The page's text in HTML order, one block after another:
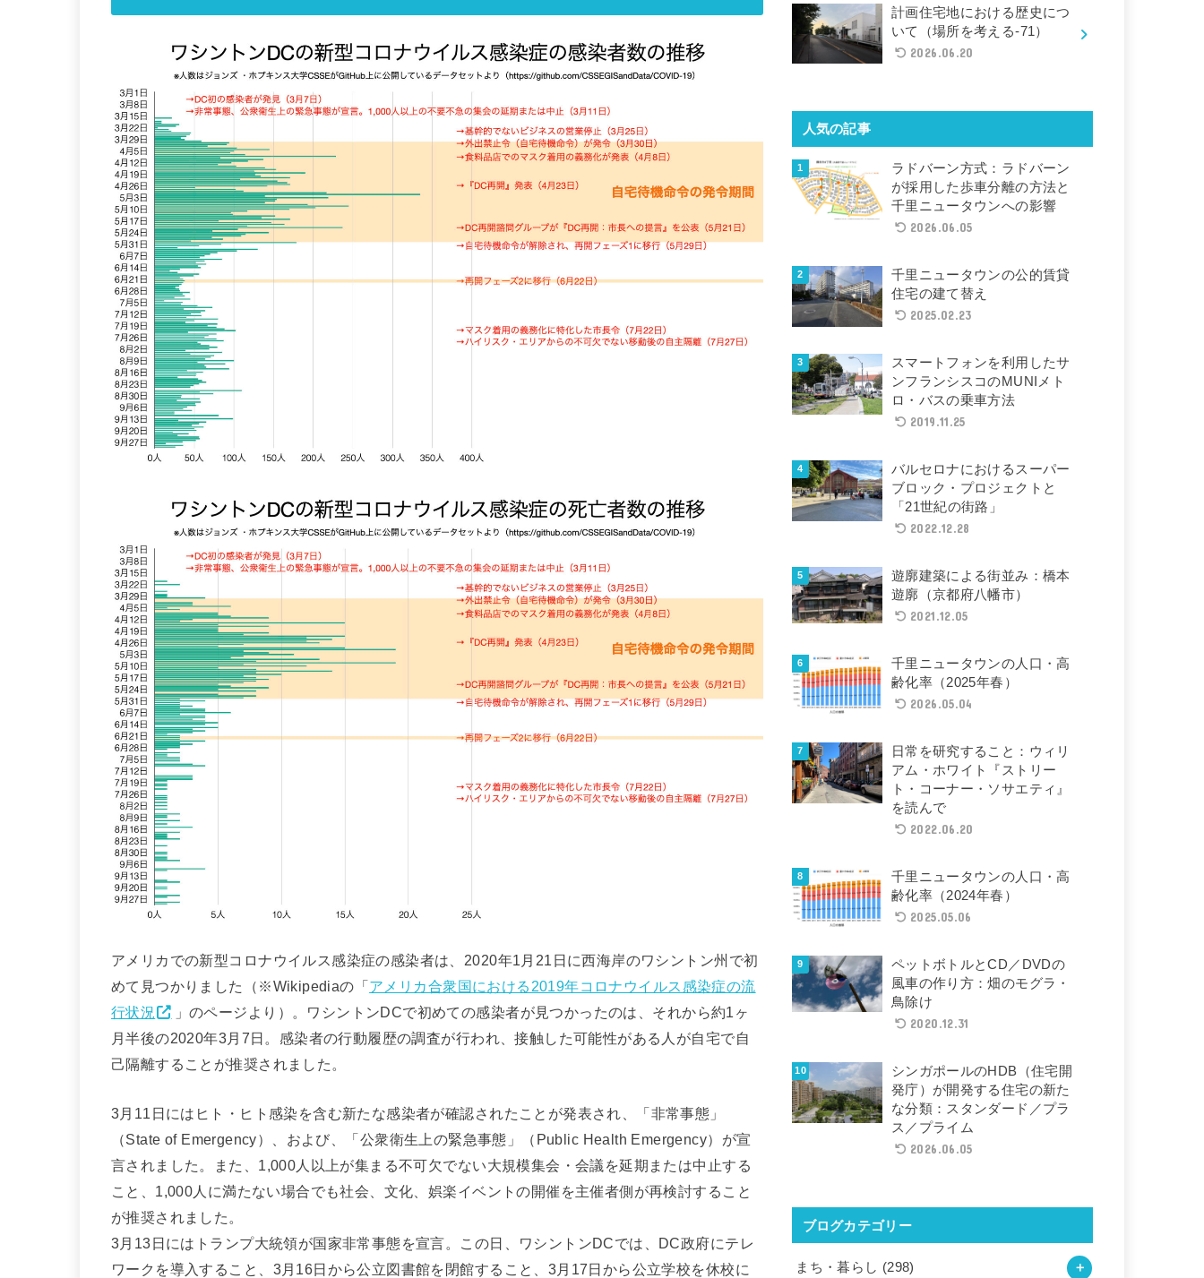
アメリカでの新型コロナウイルス感染症の感染者は、2020年1月21日に西海岸のワシントン州で初
めて見つかりました（※Wikipediaの「アメリカ合衆国における2019年コロナウイルス感染症の流
行状況
」のページより）。ワシントンDCで初めての感染者が見つかったのは、それから約1ヶ
月半後の2020年3月7日。感染者の行動履歴の調査が行われ、接触した可能性がある人が自宅で自
己隔離することが推奨されました。
3月11日にはヒト・ヒト感染を含む新たな感染者が確認されたことが発表され、「非常事態」
（State of Emergency）、および、「公衆衛生上の緊急事態」（Public Health Emergency）が宣
言されました。また、1,000人以上が集まる不可欠でない大規模集会・会議を延期または中止する
こと、1,000人に満たない場合でも社会、文化、娯楽イベントの開催を主催者側が再検討すること
が推奨されました。
3月13日にはトランプ大統領が国家非常事態を宣言。この日、ワシントンDCでは、DC政府にテレ
ワークを導入すること、3月16日から公立図書館を閉館すること、3月17日から公立学校を休校に
計画住宅地における歴史につ
いて（場所を考える-71）
2026.06.20
人気の記事
ラドバーン方式：ラドバーン
が採用した歩車分離の方法と
千里ニュータウンへの影響
2026.06.05
千里ニュータウンの公的賃貸
住宅の建て替え
2025.02.23
スマートフォンを利用したサ
ンフランシスコのMUNIメト
ロ・バスの乗車方法
2019.11.25
バルセロナにおけるスーパー
ブロック・プロジェクトと
「21世紀の街路」
2022.12.28
遊廓建築による街並み：橋本
遊廓（京都府八幡市）
2021.12.05
千里ニュータウンの人口・高
齢化率（2025年春）
2026.05.04
日常を研究すること：ウィリ
アム・ホワイト『ストリー
ト・コーナー・ソサエティ』
を読んで
2022.06.20
千里ニュータウンの人口・高
齢化率（2024年春）
2025.05.06
ペットボトルとCD／DVDの
風車の作り方：畑のモグラ・
鳥除け
2020.12.31
シンガポールのHDB（住宅開
発庁）が開発する住宅の新た
な分類：スタンダード／プラ
ス／プライム
2026.06.05
ブログカテゴリー
まち・暮らし (298)